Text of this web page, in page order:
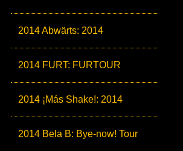
2014 Abwärts: 2014
2014 FURT: FURTOUR
2014 ¡Más Shake!: 2014
2014 Bela B: Bye-now! Tour